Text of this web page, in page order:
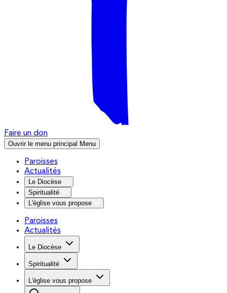
Faire un don
Ouvrir le menu principal Menu
Paroisses
Actualités
Le Diocèse
Spiritualité
L'église vous propose
Paroisses
Actualités
Le Diocèse
Spiritualité
L'église vous propose